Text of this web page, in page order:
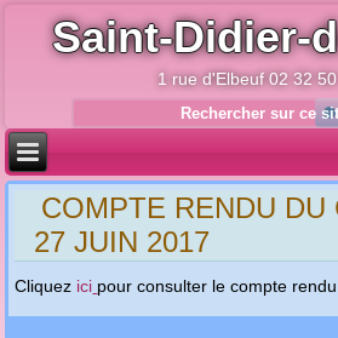
Saint-Didier-
1 rue d'Elbeuf 02 32
COMPTE RENDU DU
27 JUIN 2017
Cliquez ici pour consulter le compte rendu
Année
précédente
Mois
précédent
Année
suivante
Mois
suivant